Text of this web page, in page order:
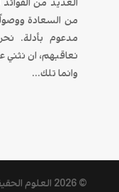
من السعادة
مدعوم بأدلة.
نعاقبهم، ان
وانما تلك...
© 2026 العلوم